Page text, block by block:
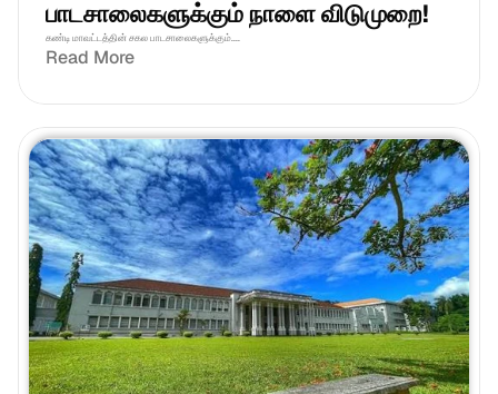
பாடசாலைகளுக்கும் நாளை விடுமுறை!
கண்டி மாவட்டத்தின் சகல பாடசாலைகளுக்கும்....
Read More